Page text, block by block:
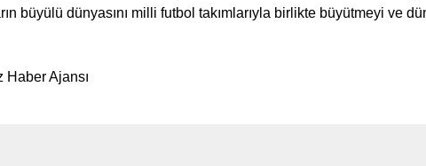
büyülü dünyasını milli futbol takımlarıyla birlikte büyütmeyi ve
Ajansı